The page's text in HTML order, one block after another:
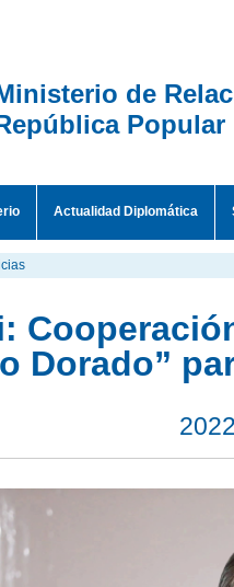
de
Popular
Actualidad Diplomática
Dorado”